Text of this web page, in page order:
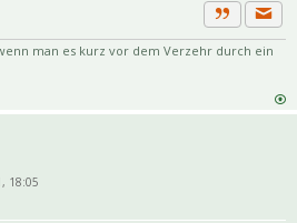
Zitat
man es kurz vor dem Verzehr durch ein
18:05